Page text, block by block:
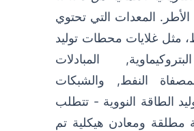
الأطر. المعدات التي تحتوي
مثل غلايات محطات توليد
المبادلات
النفط, والشبكات
الطاقة النووية - تتطلب
مطلقة ومعادن هيكلية تم